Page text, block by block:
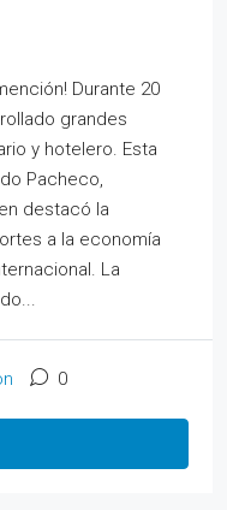
Durante 20
grandes
y hotelero. Esta
Pacheco,
destacó la
a la economía
La
0